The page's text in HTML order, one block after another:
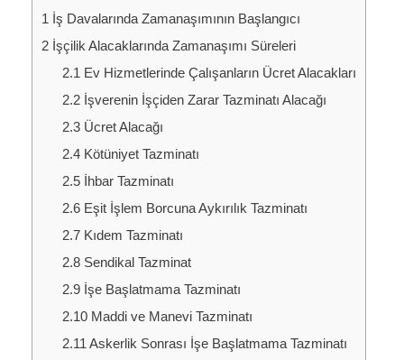
1 İş Davalarında Zamanaşımının Başlangıcı
2 İşçilik Alacaklarında Zamanaşımı Süreleri
2.1Ev Hizmetlerinde Çalışanların Ücret Alacakları
2.2İşverenin İşçiden Zarar Tazminatı Alacağı
2.3Ücret Alacağı
2.4Kötüniyet Tazminatı
2.5İhbar Tazminatı
2.6Eşit İşlem Borcuna Aykırılık Tazminatı
2.7Kıdem Tazminatı
2.8Sendikal Tazminat
2.9İşe Başlatmama Tazminatı
2.10Maddi ve Manevi Tazminatı
2.11Askerlik Sonrası İşe Başlatmama Tazminatı